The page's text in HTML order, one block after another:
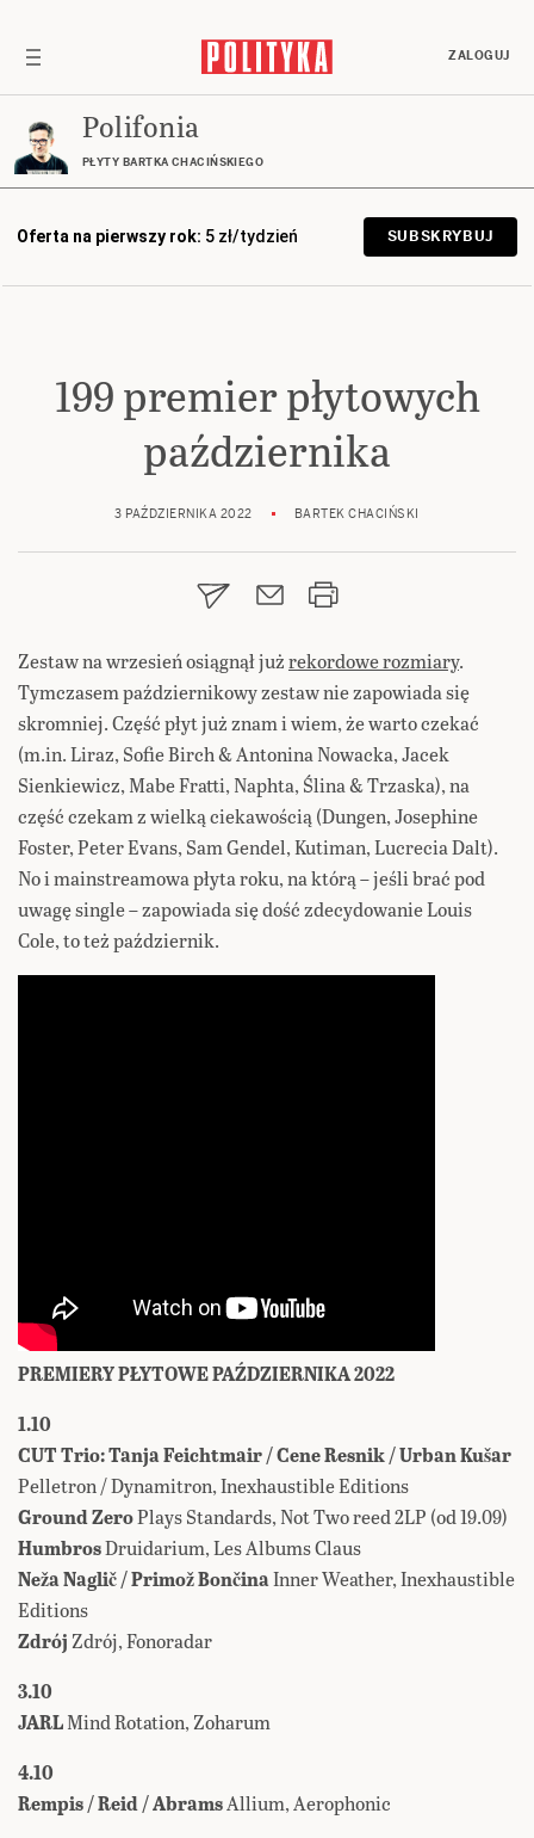
ZALOGUJ
Polifonia
PŁYTY BARTKA CHACIŃSKIEGO
Oferta na pierwszy rok: 5 zł/tydzień SUBSKRYBUJ
199 premier płytowych
października
3 PAŹDZIERNIKA 2022 BARTEK CHACIŃSKI
Zestaw na wrzesień osiągnął jużrekordowe rozmiary.
Tymczasem październikowy zestaw nie zapowiada się
skromniej. Część płyt już znam i wiem, że warto czekać
(m.in. Liraz, Sofie Birch & Antonina Nowacka, Jacek
Sienkiewicz, Mabe Fratti, Naphta, Ślina & Trzaska), na
część czekam z wielką ciekawością (Dungen, Josephine
Foster, Peter Evans, Sam Gendel, Kutiman, Lucrecia Dalt).
No i mainstreamowa płyta roku, na którą – jeśli brać pod
uwagę single – zapowiada się dość zdecydowanie Louis
Cole, to też październik.
PREMIERY PŁYTOWE PAŹDZIERNIKA 2022
1.10
CUT Trio: Tanja Feichtmair / Cene Resnik / Urban Kušar
Pelletron / Dynamitron, Inexhaustible Editions
Ground ZeroPlays Standards, Not Two reed 2LP (od 19.09)
HumbrosDruidarium, Les Albums Claus
Neža Naglič / Primož BončinaInner Weather, Inexhaustible
Editions
ZdrójZdrój, Fonoradar
3.10
JARLMind Rotation, Zoharum
4.10
Rempis / Reid / AbramsAllium, Aerophonic